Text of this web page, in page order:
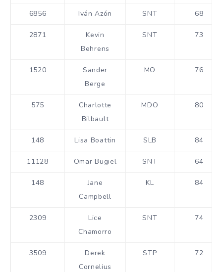
6856 Iván Azón SNT 68
2871
Kevin
Behrens
SNT 73
1520
Sander
Berge
MO 76
575
Charlotte
Bilbault
MDO 80
148 Lisa Boattin SLB 84
11128 Omar Bugiel SNT 64
148
Jane
Campbell
KL 84
2309
Lice
Chamorro
SNT 74
3509
Derek
Cornelius
STP 72